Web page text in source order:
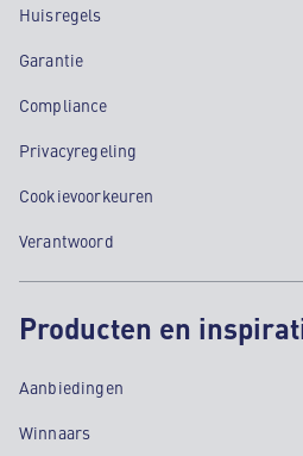
Huisregels
Garantie
Compliance
Privacyregeling
Cookievoorkeuren
Verantwoord
Producten en
Aanbiedingen
Winnaars